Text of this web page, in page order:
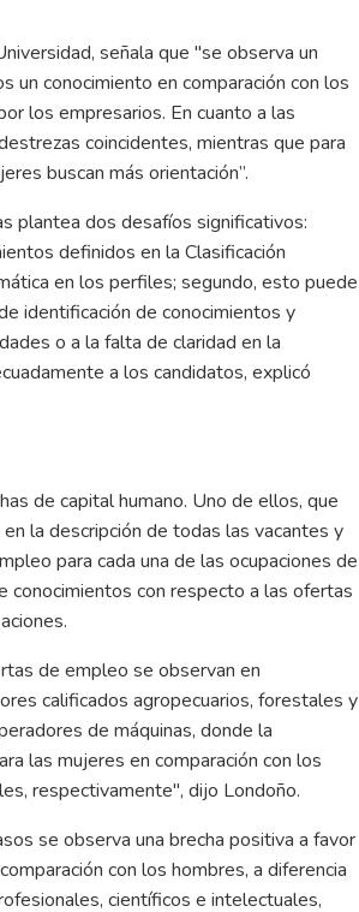
señala que "se observa un
un conocimiento en comparación con los
los empresarios. En cuanto a las
coincidentes, mientras que para
buscan más orientación”.
plantea dos desafíos significativos:
definidos en la Clasificación
en los perfiles; segundo, esto puede
identificación de conocimientos y
o a la falta de claridad en la
a los candidatos, explicó
de capital humano. Uno de ellos, que
la descripción de todas las vacantes y
para cada una de las ocupaciones de
conocimientos con respecto a las ofertas
de empleo se observan en
calificados agropecuarios, forestales y
de máquinas, donde la
las mujeres en comparación con los
respectivamente", dijo Londoño.
se observa una brecha positiva a favor
con los hombres, a diferencia
científicos e intelectuales,